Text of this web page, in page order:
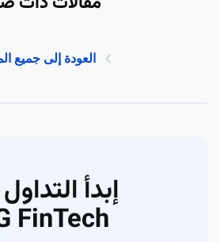
العودة إلى جميع
إبدأ
FinTech